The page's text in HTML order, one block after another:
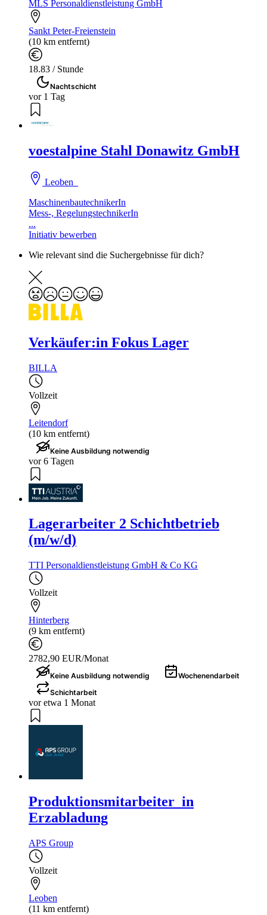
MLS Personaldienstleistung GmbH
Sankt Peter-Freienstein
(10 km entfernt)
18.83 / Stunde
Nachtschicht
vor 1 Tag
voestalpine Stahl Donawitz GmbH
Leoben
MaschinenbautechnikerIn
Mess-, RegelungstechnikerIn
...
Initiativ bewerben
Wie relevant sind die Suchergebnisse für dich?
Verkäufer:in Fokus Lager
BILLA
Vollzeit
Leitendorf
(10 km entfernt)
Keine Ausbildung notwendig
vor 6 Tagen
Lagerarbeiter 2 Schichtbetrieb
(m/w/d)
TTI Personaldienstleistung GmbH & Co KG
Vollzeit
Hinterberg
(9 km entfernt)
2782,90 EUR/Monat
Keine Ausbildung notwendig
Wochenendarbeit
Schichtarbeit
vor etwa 1 Monat
Produktionsmitarbeiter_in
Erzabladung
APS Group
Vollzeit
Leoben
(11 km entfernt)